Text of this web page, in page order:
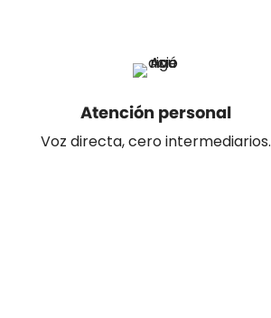
Atención personal
Voz directa, cero intermediarios.